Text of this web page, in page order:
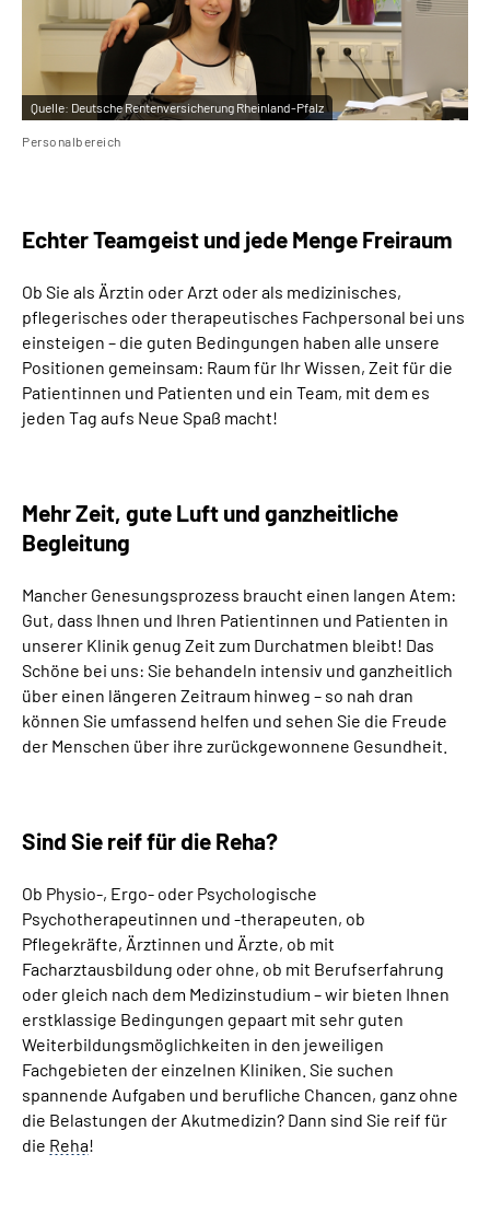
Quelle: Deutsche Rentenversicherung Rheinland-Pfalz
Personalbereich
Echter Teamgeist und jede Menge Freiraum
Ob Sie als Ärztin oder Arzt oder als medizinisches,
pflegerisches oder therapeutisches Fachpersonal bei uns
einsteigen – die guten Bedingungen haben alle unsere
Positionen gemeinsam: Raum für Ihr Wissen, Zeit für die
Patientinnen und Patienten und ein Team, mit dem es
jeden Tag aufs Neue Spaß macht!
Mehr Zeit, gute Luft und ganzheitliche
Begleitung
Mancher Genesungsprozess braucht einen langen Atem:
Gut, dass Ihnen und Ihren Patientinnen und Patienten in
unserer Klinik genug Zeit zum Durchatmen bleibt! Das
Schöne bei uns: Sie behandeln intensiv und ganzheitlich
über einen längeren Zeitraum hinweg – so nah dran
können Sie umfassend helfen und sehen Sie die Freude
der Menschen über ihre zurückgewonnene Gesundheit.
Sind Sie reif für die Reha?
Ob Physio-, Ergo- oder Psychologische
Psychotherapeutinnen und -therapeuten, ob
Pflegekräfte, Ärztinnen und Ärzte, ob mit
Facharztausbildung oder ohne, ob mit Berufserfahrung
oder gleich nach dem Medizinstudium – wir bieten Ihnen
erstklassige Bedingungen gepaart mit sehr guten
Weiterbildungsmöglichkeiten in den jeweiligen
Fachgebieten der einzelnen Kliniken. Sie suchen
spannende Aufgaben und berufliche Chancen, ganz ohne
die Belastungen der Akutmedizin? Dann sind Sie reif für
die Reha!